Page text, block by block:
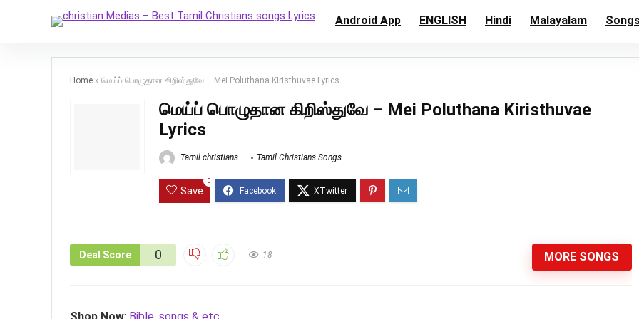
Android App ENGLISH Hindi Malayalam
Home » மெய்ப் பொழுதான கிறிஸ்துவே – Mei Poluthana Kiristhuvae Lyrics
மெய்ப் பொழுதான கிறிஸ்துவே – Mei Poluthana Kiristhuvae
Lyrics
Tamil christians Tamil Christians Songs
Save
0
Deal Score 0 18 MORE SONGS